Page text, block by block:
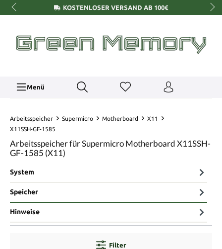
KOSTENLOSER VERSAND AB 100€
Menü
Arbeitsspeicher Supermicro Motherboard
X11
X11SSH-GF-1585
Arbeitsspeicher für Supermicro Motherboard X11SSH-
GF-1585 (X11)
System
Speicher
Hinweise
Filter